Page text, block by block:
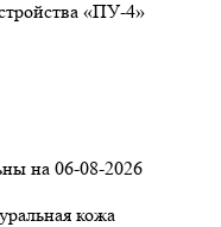
на 06-08-2026
кожа